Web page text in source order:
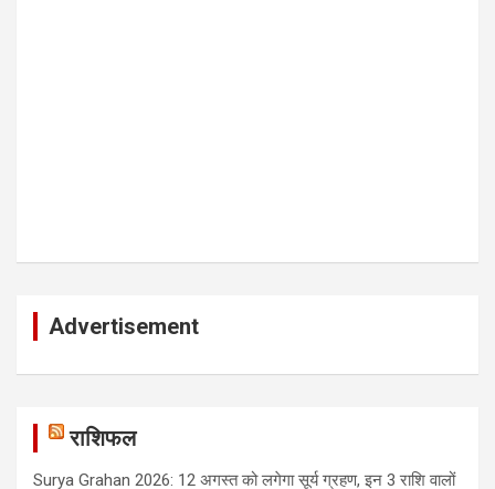
Advertisement
राशिफल
Surya Grahan 2026: 12 अगस्त को लगेगा सूर्य ग्रहण, इन 3 राशि वालों